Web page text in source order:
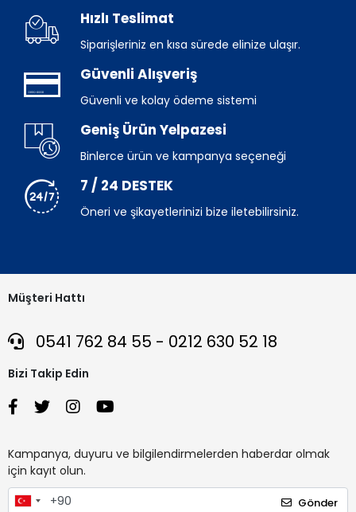
Hızlı Teslimat
Siparişleriniz en kısa sürede elinize ulaşır.
Güvenli Alışveriş
Güvenli ve kolay ödeme sistemi
Geniş Ürün Yelpazesi
Binlerce ürün ve kampanya seçeneği
7 / 24 DESTEK
Öneri ve şikayetlerinizi bize iletebilirsiniz.
Müşteri Hattı
0541 762 84 55 - 0212 630 52 18
Bizi Takip Edin
Kampanya, duyuru ve bilgilendirmelerden haberdar olmak
için kayıt olun.
Gönder